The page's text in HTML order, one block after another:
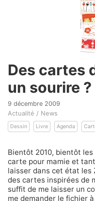
Des cartes
un sourire ?
9 décembre 2009
Actualité / News
Dessin Livre Agenda
Bientôt 2010, bientôt
carte pour mamie et
laisser dans cet état les
des cartes inspirées de
suffit de me laisser un
me demander le fichier